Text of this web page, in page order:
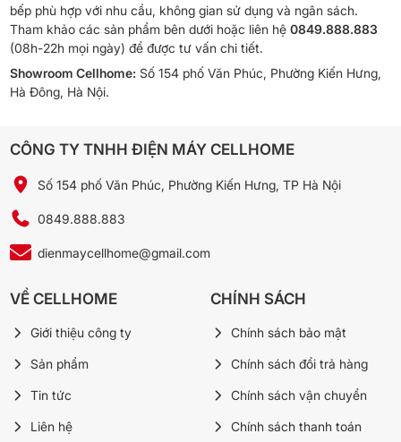
bếp phù hợp với nhu cầu, không gian sử dụng và ngân sách.
Tham khảo các sản phẩm bên dưới hoặc liên hệ 0849.888.883
(08h-22h mọi ngày) để được tư vấn chi tiết.
Showroom Cellhome: Số 154 phố Văn Phúc, Phường Kiến Hưng,
Hà Đông, Hà Nội.
CÔNG TY TNHH ĐIỆN MÁY CELLHOME
Số 154 phố Văn Phúc, Phường Kiến Hưng, TP Hà Nội
0849.888.883
dienmaycellhome@gmail.com
VỀ CELLHOME
Giới thiệu công ty
Sản phẩm
Tin tức
Liên hệ
CHÍNH SÁCH
Chính sách bảo mật
Chính sách đổi trả hàng
Chính sách vận chuyển
Chính sách thanh toán